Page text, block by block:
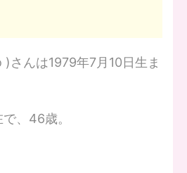
さんは1979年7月10日生ま
、46歳。